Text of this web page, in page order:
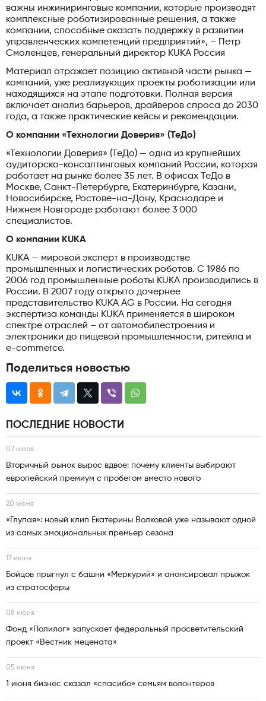
важны инжиниринговые компании, которые производят
комплексные роботизированные решения, а также
компании, способные оказать поддержку в развитии
управленческих компетенций предприятий», – Петр
Смоленцев, генеральный директор KUKA Россия
Материал отражает позицию активной части рынка —
компаний, уже реализующих проекты роботизации или
находящихся на этапе подготовки. Полная версия
включает анализ барьеров, драйверов спроса до 2030
года, а также практические кейсы и рекомендации.
О компании «Технологии Доверия» (ТеДо)
«Технологии Доверия» (ТеДо) — одна из крупнейших
аудиторско-консалтинговых компаний России, которая
работает на рынке более 35 лет. В офисах ТеДо в
Москве, Санкт-Петербурге, Екатеринбурге, Казани,
Новосибирске, Ростове-на-Дону, Краснодаре и
Нижнем Новгороде работают более 3 000
специалистов.
О компании KUKA
KUKA — мировой эксперт в производстве
промышленных и логистических роботов. С 1986 по
2006 год промышленные роботы KUKA производились в
России. В 2007 году открыто дочернее
представительство KUKA AG в России. На сегодня
экспертиза команды KUKA применяется в широком
спектре отраслей – от автомобилестроения и
электроники до пищевой промышленности, ритейла и
e-commerce.
Поделиться новостью
ПОСЛЕДНИЕ НОВОСТИ
07 июля
Вторичный рынок вырос вдвое: почему клиенты выбирают
европейский премиум с пробегом вместо нового
20 июня
«Глупая»: новый клип Екатерины Волковой уже называют одной
из самых эмоциональных премьер сезона
17 июня
Бойцов прыгнул с башни «Меркурий» и анонсировал прыжок
из стратосферы
08 июня
Фонд «Полилог» запускает федеральный просветительский
проект «Вестник мецената»
05 июня
1 июня бизнес сказал «спасибо» семьям волонтеров